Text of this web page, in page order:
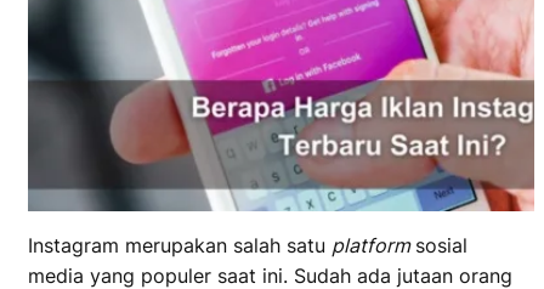
Instagram merupakan salah satu platform sosial
media yang populer saat ini. Sudah ada jutaan orang